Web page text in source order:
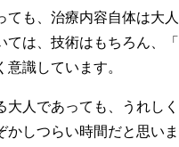
も、治療内容自体は大
ては、技術はもちろん、
識しています。
人であっても、うれしく
しつらい時間だと思いま